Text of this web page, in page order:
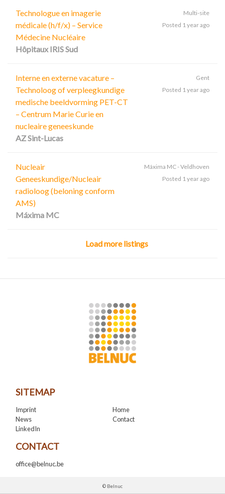
Technologue en imagerie
médicale (h/f/x) – Service
Médecine Nucléaire
Hôpitaux IRIS Sud
Multi-site
Posted 1 year ago
Interne en externe vacature –
Technoloog of verpleegkundige
medische beeldvorming PET-CT
– Centrum Marie Curie en
nucleaire geneeskunde
AZ Sint-Lucas
Gent
Posted 1 year ago
Nucleair
Geneeskundige/Nucleair
radioloog (beloning conform
AMS)
Máxima MC
Máxima MC - Veldhoven
Posted 1 year ago
Load more listings
SITEMAP
Imprint
Home
News
Contact
LinkedIn
CONTACT
office@belnuc.be
© Belnuc